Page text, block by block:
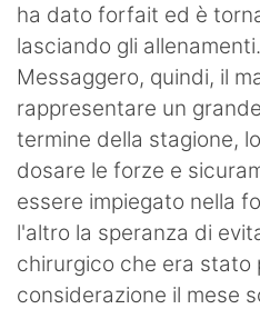
ha dato forfait ed è
lasciando gli
Messaggero, quindi, il
rappresentare un
termine della stagione,
dosare le forze e
essere impiegato nella
l'altro la speranza di
chirurgico che era stato
considerazione il mese